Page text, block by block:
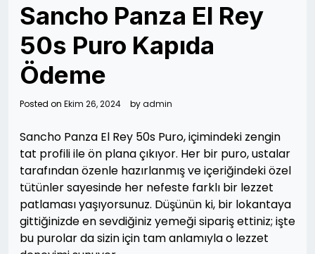
Sancho Panza El Rey
50s Puro Kapıda
Ödeme
Posted on Ekim 26, 2024 byadmin
Sancho Panza El Rey 50s Puro, içimindeki zengin
tat profili ile ön plana çıkıyor. Her bir puro, ustalar
tarafından özenle hazırlanmış ve içeriğindeki özel
tütünler sayesinde her nefeste farklı bir lezzet
patlaması yaşıyorsunuz. Düşünün ki, bir lokantaya
gittiğinizde en sevdiğiniz yemeği sipariş ettiniz; işte
bu purolar da sizin için tam anlamıyla o lezzet